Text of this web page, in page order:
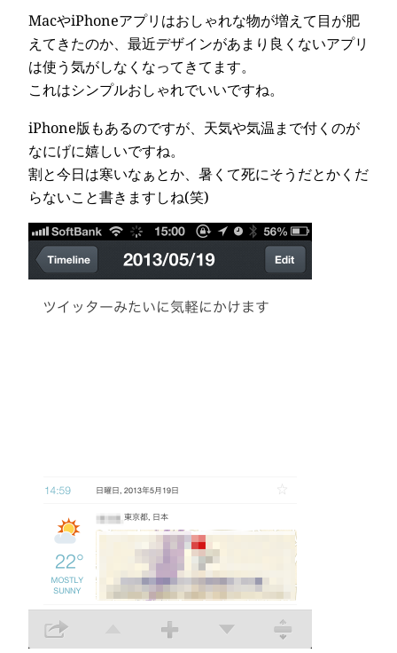
MacやiPhoneアプリはおしゃれな物が増えて目が肥
えてきたのか、最近デザインがあまり良くないアプリ
は使う気がしなくなってきてます。
これはシンプルおしゃれでいいですね。
iPhone版もあるのですが、天気や気温まで付くのが
なにげに嬉しいですね。
割と今日は寒いなぁとか、暑くて死にそうだとかくだ
らないこと書きますしね(笑)